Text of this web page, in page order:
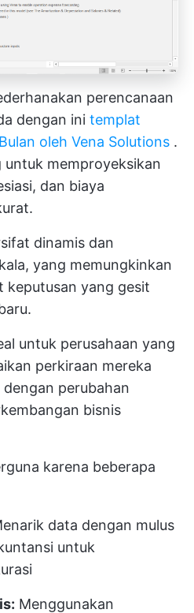
perencanaan
dengan ini templat
oleh Vena Solutions .
memproyeksikan
dan biaya
dinamis dan
yang memungkinkan
keputusan yang gesit
untuk perusahaan yang
perkiraan mereka
perubahan
bisnis
karena beberapa
data dengan mulus
untuk
Menggunakan